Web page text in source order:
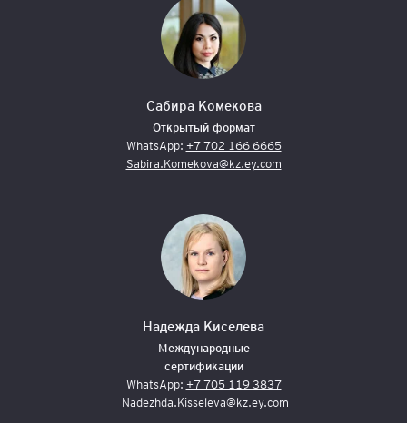
Сабира Комекова
Открытый формат
WhatsApp: +7 702 166 6665
Sabira.Komekova@kz.ey.com
Надежда Киселева
Международные
сертификации
WhatsApp: +7 705 119 3837
Nadezhda.Kisseleva@kz.ey.com